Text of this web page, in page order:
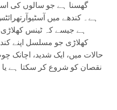
گھسنا ہے جو سالوں کی
ہے۔ کندھے میں
ہے جیسے کہ ٹینس
کھلاڑی جو مسلسل اپنے
حالات میں، ایک شدید، اچانک
نقصان کو شروع کر سکتا ہے